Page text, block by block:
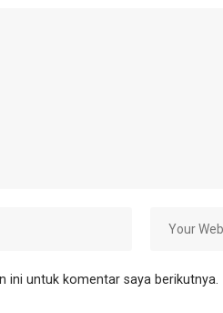
ini untuk komentar saya berikutnya.